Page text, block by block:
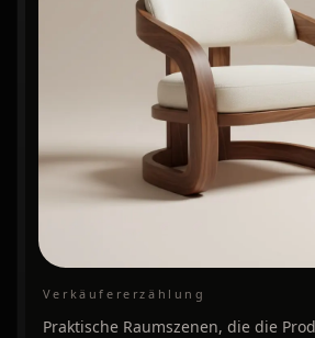
Verkäufererzählung
Praktische Raumszenen, die die